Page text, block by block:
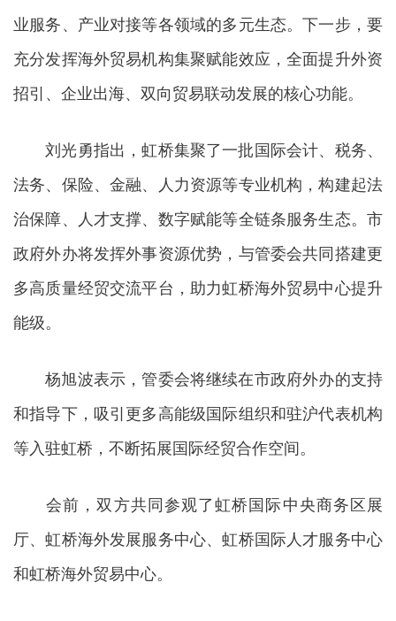
业服务、产业对接等各领域的多元生态。下一步，要
充分发挥海外贸易机构集聚赋能效应，全面提升外资
招引、企业出海、双向贸易联动发展的核心功能。
刘光勇指出，虹桥集聚了一批国际会计、税务、
法务、保险、金融、人力资源等专业机构，构建起法
治保障、人才支撑、数字赋能等全链条服务生态。市
政府外办将发挥外事资源优势，与管委会共同搭建更
多高质量经贸交流平台，助力虹桥海外贸易中心提升
能级。
杨旭波表示，管委会将继续在市政府外办的支持
和指导下，吸引更多高能级国际组织和驻沪代表机构
等入驻虹桥，不断拓展国际经贸合作空间。
会前，双方共同参观了虹桥国际中央商务区展
厅、虹桥海外发展服务中心、虹桥国际人才服务中心
和虹桥海外贸易中心。